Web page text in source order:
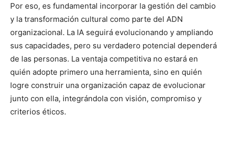
Por eso, es fundamental incorporar la gestión del cambio
y la transformación cultural como parte del ADN
organizacional. La IA seguirá evolucionando y ampliando
sus capacidades, pero su verdadero potencial dependerá
de las personas. La ventaja competitiva no estará en
quién adopte primero una herramienta, sino en quién
logre construir una organización capaz de evolucionar
junto con ella, integrándola con visión, compromiso y
criterios éticos.